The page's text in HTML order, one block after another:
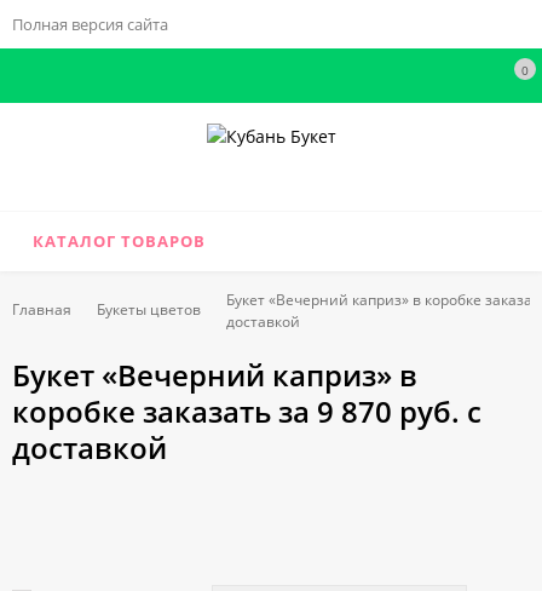
Полная версия сайта
0
КАТАЛОГ ТОВАРОВ
Главная Букеты цветов
Букет «Вечерний каприз» в коробке
доставкой
Букет «Вечерний каприз» в
коробке заказать за 9 870 руб. с
доставкой